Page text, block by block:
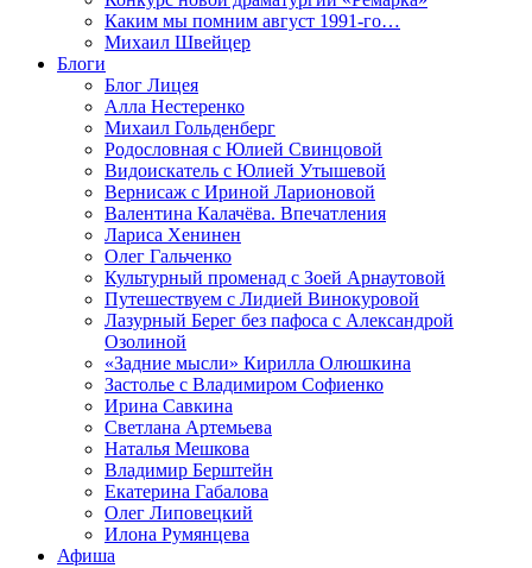
Каким мы помним август 1991-го…
Михаил Швейцер
Блоги
Блог Лицея
Алла Нестеренко
Михаил Гольденберг
Родословная с Юлией Свинцовой
Видоискатель с Юлией Утышевой
Вернисаж с Ириной Ларионовой
Валентина Калачёва. Впечатления
Лариса Хенинен
Олег Гальченко
Культурный променад с Зоей Арнаутовой
Путешествуем с Лидией Винокуровой
Лазурный Берег без пафоса с Александрой
Озолиной
«Задние мысли» Кирилла Олюшкина
Застолье с Владимиром Софиенко
Ирина Савкина
Светлана Артемьева
Наталья Мешкова
Владимир Берштейн
Екатерина Габалова
Олег Липовецкий
Илона Румянцева
Афиша